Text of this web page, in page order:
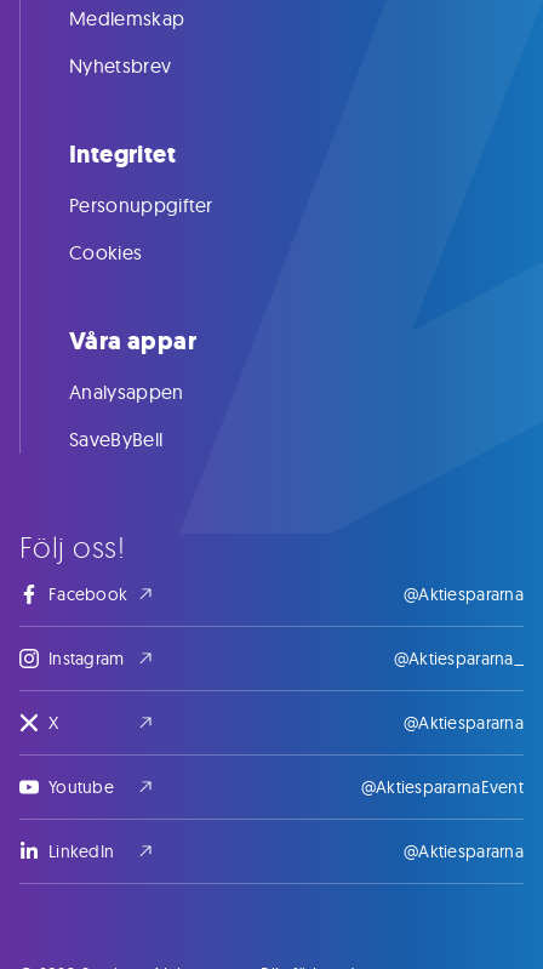
Följ oss!
Facebook @Aktiespararna
Instagram @Aktiespararna_
X @Aktiespararna
Youtube @AktiespararnaEvent
LinkedIn @Aktiespararna
Medlemskap
Nyhetsbrev
Integritet
Personuppgifter
Cookies
Våra appar
Analysappen
SaveByBell